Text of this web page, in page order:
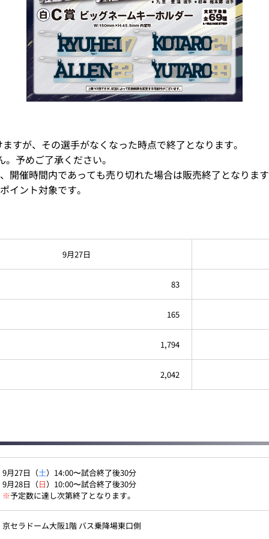
すが、その選手がなくなった時点で終了となります。
予めご了承ください。
開催時間内であっても売り切れた場合は販売終了となります
イント対象です。
9月27日
83
165
1,794
2,042
9月27日（土）14:00〜試合終了後30分
9月28日（日）10:00〜試合終了後30分
※予定数に達し次第終了となります。
京セラドーム大阪1階 バス乗降場東口側